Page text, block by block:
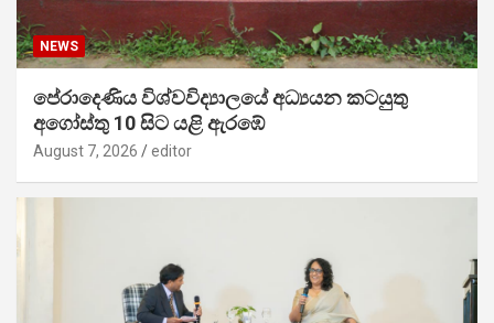
NEWS
පේරාදෙණිය විශ්වවිද්‍යාලයේ අධ්‍යයන කටයුතු
අගෝස්තු 10 සිට යළි ඇරඹේ
August 7, 2026 editor